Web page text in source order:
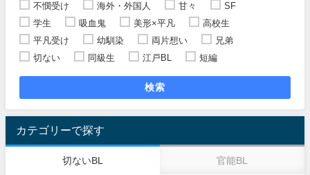
不憫受け
海外・外国人 甘々
SF
学生
吸血鬼 美形×平凡
高校生
平凡受け
幼馴染 両片想い
兄弟
切ない
同級生 江戸BL 短編
検索
カテゴリーで探す
切ないBL 官能BL